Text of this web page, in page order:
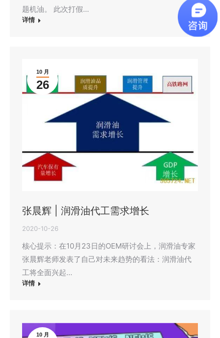
题机油。 此次打假…
详情
10 月
26
张晨辉 | 润滑油代工需求增长
2020-10-26
核心提示：在10月23日的OEM研讨会上，润滑油专家
张晨辉老师发表了自己对未来趋势的看法：润滑油代
工将全面兴起…
详情
10 月